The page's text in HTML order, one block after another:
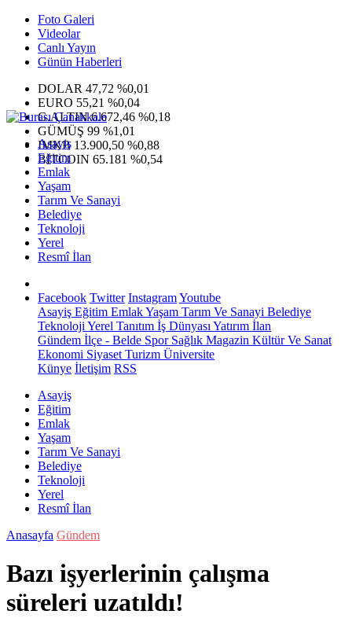
Foto Galeri
Videolar
Canlı Yayın
Günün Haberleri
DOLAR 47,72 %0,01
EURO 55,21 %0,04
G.ALTIN6.672,46 %0,18
GÜMÜŞ 99 %1,01
IMKB 13.900,50 %0,88
BITCOIN 65.181 %0,54
Asayiş
Eğitim
Emlak
Yaşam
Tarım Ve Sanayi
Belediye
Teknoloji
Yerel
Resmî İlan
Facebook Twitter InstagramYoutube
Asayiş Eğitim EmlakYaşam Tarım Ve Sanayi Belediye
Teknoloji Yerel Tanıtım İş Dünyası Yatırım İlan
Gündem İlçe - Belde SporSağlık Magazin Kültür Ve Sanat
Ekonomi Siyaset Turizm Üniversite
Künye İletişim RSS
Asayiş
Eğitim
Emlak
Yaşam
Tarım Ve Sanayi
Belediye
Teknoloji
Yerel
Resmî İlan
Anasayfa Gündem
Bazı işyerlerinin çalışma
süreleri uzatıldı!